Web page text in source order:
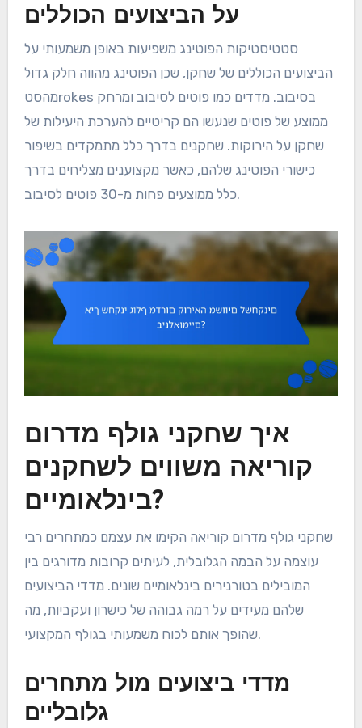
על הביצועים הכוללים
סטטיסטיקות הפוטינג משפיעות באופן משמעותי על
הביצועים הכוללים של שחקן, שכן הפוטינג מהווה חלק גדול
מהסטrokes בסיבוב. מדדים כמו פוטים לסיבוב ומרחק
ממוצע של פוטים שנעשו הם קריטיים להערכת היעילות של
שחקן על הירוקות. שחקנים בדרך כלל מתמקדים בשיפור
כישורי הפוטינג שלהם, כאשר מקצוענים מצליחים בדרך
כלל ממוצעים פחות מ-30 פוטים לסיבוב.
איך שחקני גולף מדרום
קוריאה משווים לשחקנים
בינלאומיים?
שחקני גולף מדרום קוריאה הקימו את עצמם כמתחרים רבי
עוצמה על הבמה הגלובלית, לעיתים קרובות מדורגים בין
המובילים בטורנירים בינלאומיים שונים. מדדי הביצועים
שלהם מעידים על רמה גבוהה של כישרון ועקביות, מה
שהופך אותם לכוח משמעותי בגולף המקצועי.
מדדי ביצועים מול מתחרים
גלובליים